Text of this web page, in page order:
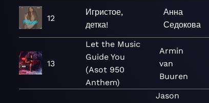
12
Игристое,
детка!
Анна
Седокова
13
Let the Music
Guide You
(Asot 950
Anthem)
Armin
van
Buuren
Jason